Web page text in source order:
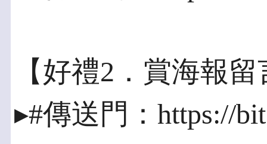
【好禮2．賞海報
▸#傳送門：https://